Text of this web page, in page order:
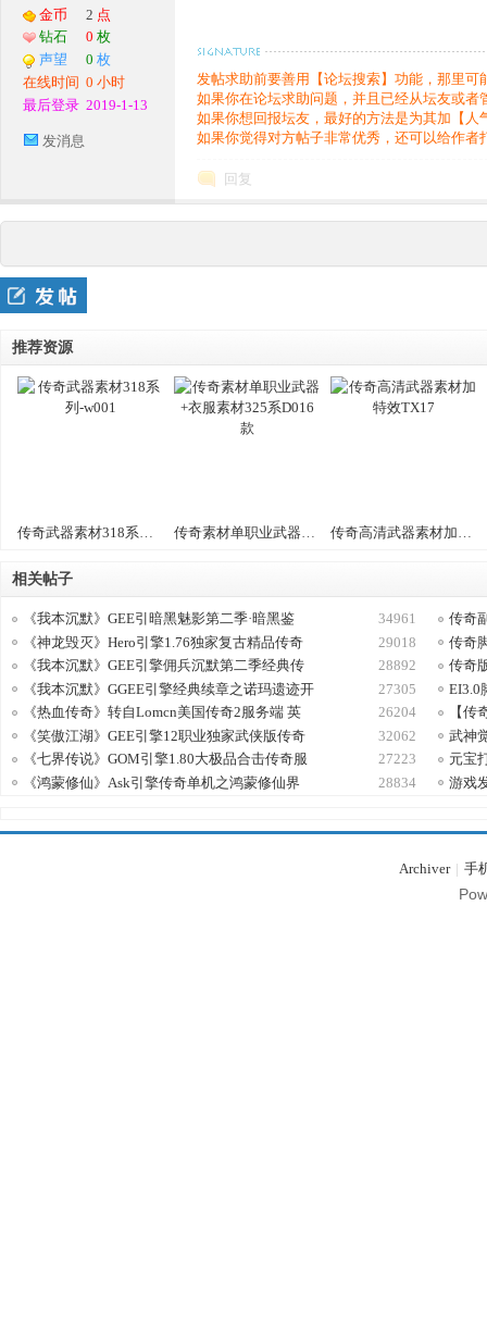
务
金币 2 点
钻石
0 枚
声望
0 枚
在线时间 0 小时
最后登录 2019-1-13
发消息
发帖求助前要善用【论坛搜索】功能，那里可
如果你在论坛求助问题，并且已经从坛友或
如果你想回报坛友，最好的方法是为其加【
如果你觉得对方帖子非常优秀，还可以给作
回复
推荐资源
传奇武器素材318系列-w001 传奇素材单职业武器+衣服素材325系D016款 传奇高清武器素材加特效TX17
相关帖子
34961
《我本沉默》GEE引暗黑魅影第二季·暗黑鉴
29018
《神龙毁灭》Hero引擎1.76独家复古精品传奇
28892
《我本沉默》GEE引擎佣兵沉默第二季经典传
27305
《我本沉默》GGEE引擎经典续章之诺玛遗迹开
26204
《热血传奇》转自Lomcn美国传奇2服务端 英
32062
《笑傲江湖》GEE引擎12职业独家武侠版传奇
27223
《七界传说》GOM引擎1.80大极品合击传奇服
28834
《鸿蒙修仙》Ask引擎传奇单机之鸿蒙修仙界
传奇
传奇
传奇
EI3.0
【
武神
元宝
游戏
Archiver | 手